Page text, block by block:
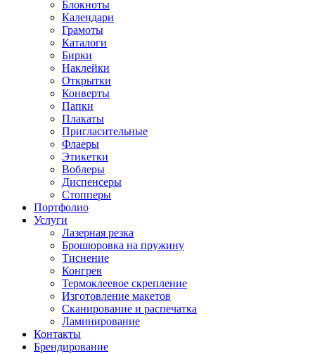
Блокноты
Календари
Грамоты
Каталоги
Бирки
Наклейки
Открытки
Конверты
Папки
Плакаты
Пригласительные
Флаеры
Этикетки
Воблеры
Диспенсеры
Стопперы
Портфолио
Услуги
Лазерная резка
Брошюровка на пружину
Тиснение
Конгрев
Термоклеевое скрепление
Изготовление макетов
Сканирование и распечатка
Ламинирование
Контакты
Брендирование